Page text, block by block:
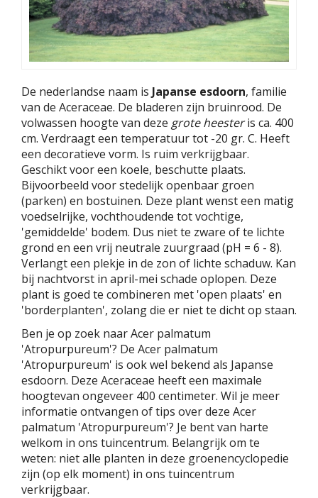
De nederlandse naam is Japanse esdoorn, familie
van de Aceraceae. De bladeren zijn bruinrood. De
volwassen hoogte van deze grote heesteris ca. 400
cm. Verdraagt een temperatuur tot -20 gr. C. Heeft
een decoratieve vorm. Is ruim verkrijgbaar.
Geschikt voor een koele, beschutte plaats.
Bijvoorbeeld voor stedelijk openbaar groen
(parken) en bostuinen. Deze plant wenst een matig
voedselrijke, vochthoudende tot vochtige,
'gemiddelde' bodem. Dus niet te zware of te lichte
grond en een vrij neutrale zuurgraad (pH = 6 - 8).
Verlangt een plekje in de zon of lichte schaduw. Kan
bij nachtvorst in april-mei schade oplopen. Deze
plant is goed te combineren met 'open plaats' en
'borderplanten', zolang die er niet te dicht op staan.
Ben je op zoek naar Acer palmatum
'Atropurpureum'? De Acer palmatum
'Atropurpureum' is ook wel bekend als Japanse
esdoorn. Deze Aceraceae heeft een maximale
hoogtevan ongeveer 400 centimeter. Wil je meer
informatie ontvangen of tips over deze Acer
palmatum 'Atropurpureum'? Je bent van harte
welkom in ons tuincentrum. Belangrijk om te
weten: niet alle planten in deze groenencyclopedie
zijn (op elk moment) in ons tuincentrum
verkrijgbaar.